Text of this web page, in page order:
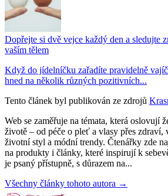
Dopřejte si dvě vejce každý den a sledujte
vaším tělem
Když do jídelníčku zařadíte pravidelně
hned na několik různých pozitivních...
Tento článek byl publikován ze zdrojů
Web se zaměřuje na témata, která oslovují
životě – od péče o pleť a vlasy přes zdraví,
životní styl a módní trendy. Čtenářky zde
na produkty i články, které inspirují k
je psaný přístupně, s důrazem na...
Všechny články tohoto autora →